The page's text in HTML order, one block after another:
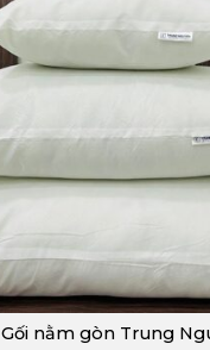
Gối nằm gòn Trung